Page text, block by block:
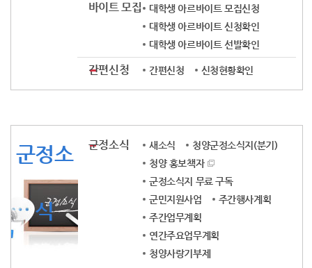
바이트 모집
대학생 아르바이트 모집신청
대학생 아르바이트 신청확인
대학생 아르바이트 선발확인
간편신청 간편신청 신청현황확인
군정소
식
군정소식 새소식
청양군정소식지(분기)
청양 홍보책자
군정소식지 무료 구독
군민지원사업
주간행사계획
주간업무계획
연간주요업무계획
청양사랑기부제